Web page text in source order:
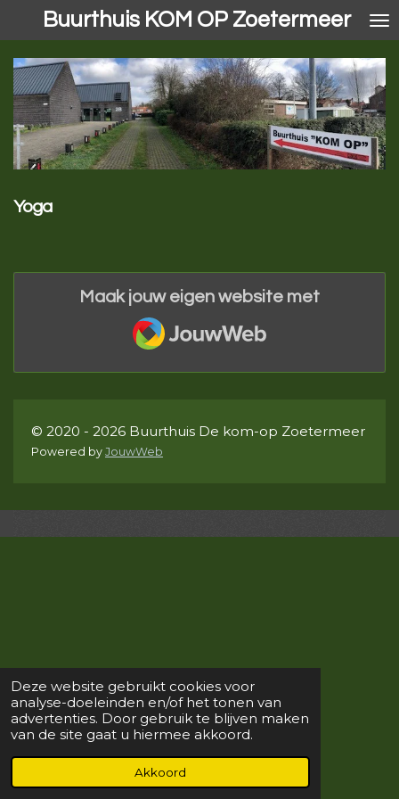
Deze website gebruikt cookies voor
analyse-doeleinden en/of het tonen van
advertenties. Door gebruik te blijven maken
van de site gaat u hiermee akkoord.
Akkoord
direct
naar
de
hoofdinhoud
Buurthuis KOM OP Zoetermeer
Yoga
Maak jouw eigen website met
JouwWeb
© 2020 - 2026 Buurthuis De kom-op Zoetermeer
Powered by JouwWeb